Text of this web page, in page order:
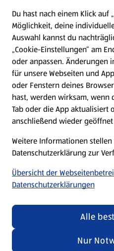
Presse
Hilfe & Kontakt
(öffnet in einem neuen Tab)
Unternehmen
Folge uns hier:
Datenschutz- und
Cookie-Einstellungen
Impressum
Nutzungsbedingungen
Du hast nach einem Klick auf
Möglichkeit, deine
Auswahl kannst du
„Cookie-Einstellungen“ am
oder anpassen. Änderungen
für unsere Webseiten und
oder Fenstern deines
hast, werden wirksam, wenn
Tab oder die App aktualisiert
anschließend wieder
Weitere Informationen
Datenschutzerklärung zur
Übersicht der
Datenschutzerklärungen
Nur
Alle